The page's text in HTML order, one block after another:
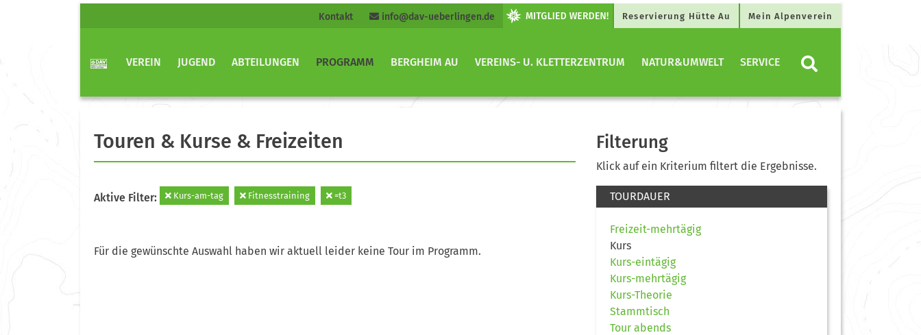
Kontakt info@dav-ueberlingen.de Reservierung Hütte Au Mein Alpenverein
VEREIN JUGEND ABTEILUNGEN PROGRAMM BERGHEIM AU VEREINS- U. KLETTERZENTRUM NATUR&UMWELT SERVICE
Touren & Kurse & Freizeiten
Aktive Filter: Kurs-am-tag Fitnesstraining =t3
Für die gewünschte Auswahl haben wir aktuell leider keine Tour im Programm.
Filterung
Klick auf ein Kriterium filtert die Ergebnisse.
TOURDAUER
Freizeit-mehrtägig
Kurs
Kurs-eintägig
Kurs-mehrtägig
Kurs-Theorie
Stammtisch
Tour abends